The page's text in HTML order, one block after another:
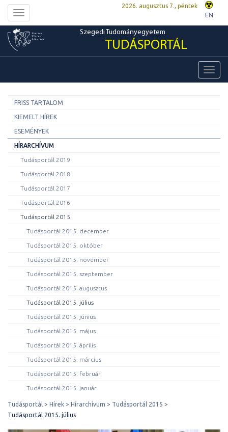
Toggle
navigation
2026. augusztus 7., péntek
EN
Szegedi Tudományegyetem
TUDÁSPORTÁL
FRISS TARTALOM
KIEMELT HÍREK
ESEMÉNYEK
HÍRARCHÍVUM
Tudásportál 2019
Tudásportál 2018
Tudásportál 2017
Tudásportál 2016
Tudásportál 2015
Tudásportál 2015. december
Tudásportál 2015. október
Tudásportál 2015. november
Tudásportál 2015. szeptember
Tudásportál 2015. augusztus
Tudásportál 2015. július
Tudásportál 2015. június
Tudásportál 2015. május
Tudásportál 2015. április
Tudásportál 2015. március
Tudásportál 2015. február
Tudásportál 2015. január
Tudásportál Hírek Hírarchívum
Tudásportál 2015
Tudásportál 2015. július